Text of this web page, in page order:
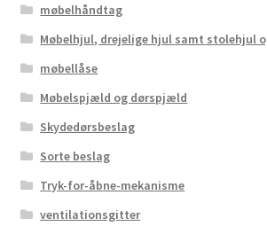
møbelhåndtag
Møbelhjul, drejelige hjul samt stolehjul
møbellåse
Møbelspjæld og dørspjæld
Skydedørsbeslag
Sorte beslag
Tryk-for-åbne-mekanisme
ventilationsgitter